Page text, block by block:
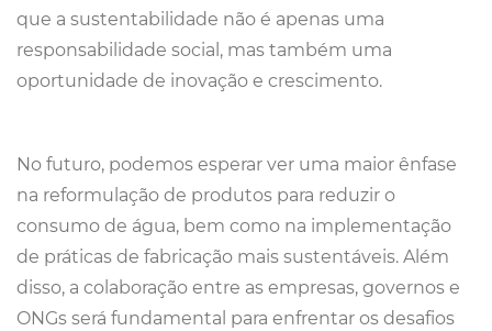
que a sustentabilidade não é apenas uma
responsabilidade social, mas também uma
oportunidade de inovação e crescimento.
No futuro, podemos esperar ver uma maior ênfase
na reformulação de produtos para reduzir o
consumo de água, bem como na implementação
de práticas de fabricação mais sustentáveis. Além
disso, a colaboração entre as empresas, governos e
ONGs será fundamental para enfrentar os desafios